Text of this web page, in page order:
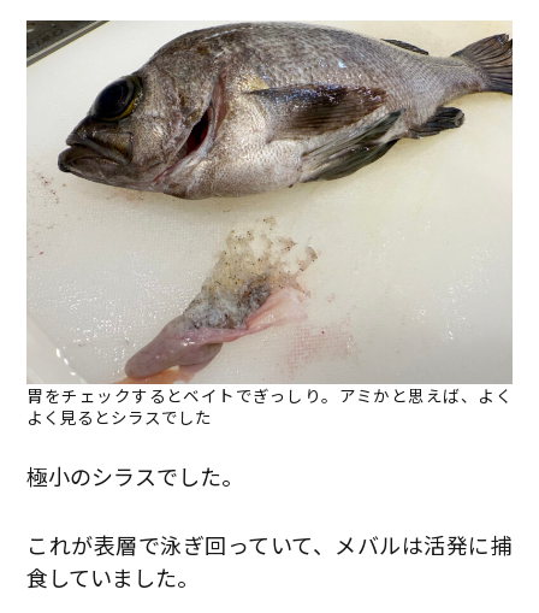
胃をチェックするとベイトでぎっしり。アミかと思えば、よく
よく見るとシラスでした
極小のシラスでした。
これが表層で泳ぎ回っていて、メバルは活発に捕
食していました。